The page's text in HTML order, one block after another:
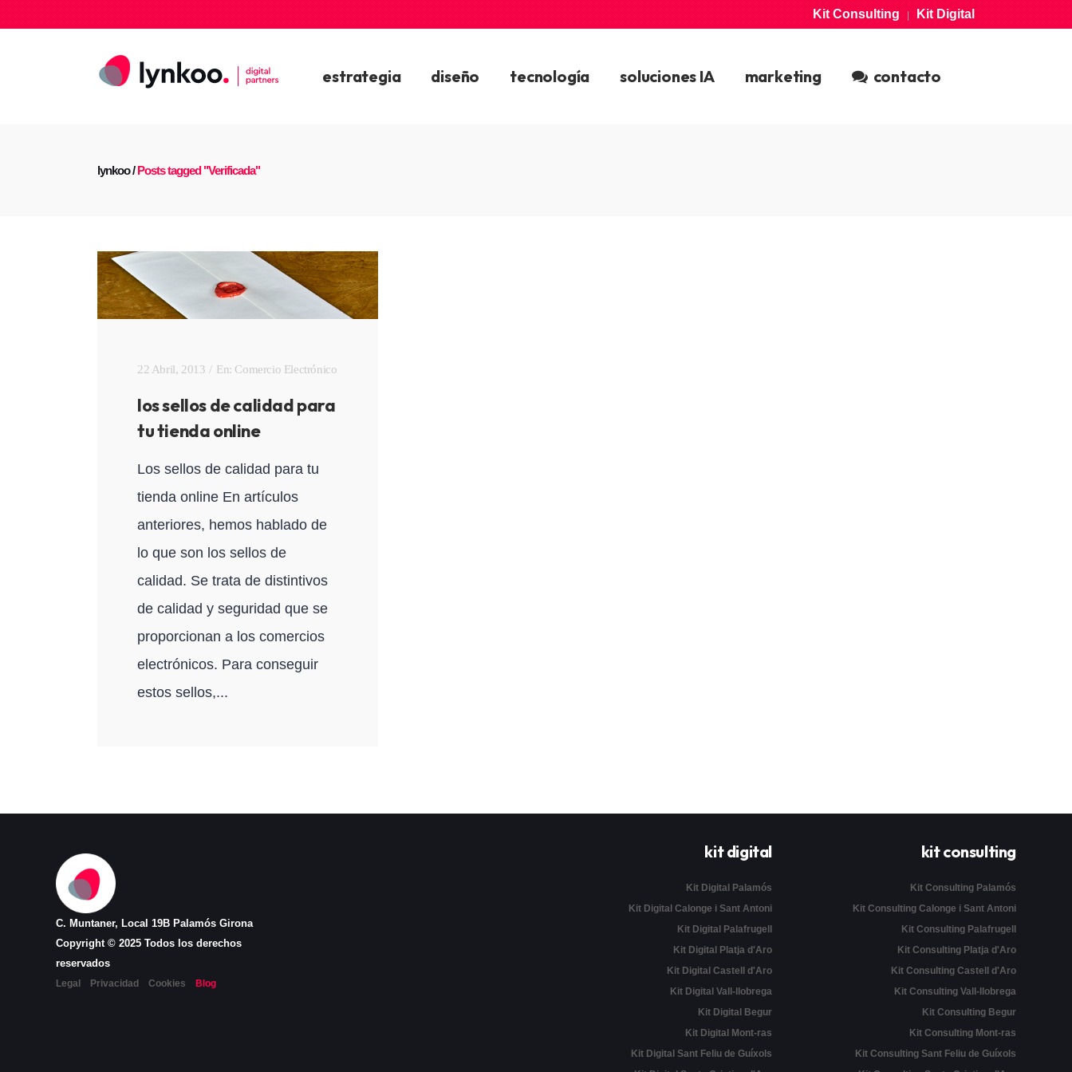
Kit Consulting|Kit Digital
estrategia diseño tecnología soluciones IA marketing contacto
lynkoo/Posts tagged "Verificada"
22 Abril, 2013 En: Comercio Electrónico
los sellos de calidad para
tu tienda online
Los sellos de calidad para tu
tienda online En artículos
anteriores, hemos hablado de
lo que son los sellos de
calidad. Se trata de distintivos
de calidad y seguridad que se
proporcionan a los comercios
electrónicos. Para conseguir
estos sellos,...
C. Muntaner, Local 19B Palamós Girona
Copyright © 2025 Todos los derechos
reservados
Legal Privacidad Cookies Blog
kit digital
Kit Digital Palamós
Kit Digital Calonge i Sant Antoni
Kit Digital Palafrugell
Kit Digital Platja d'Aro
Kit Digital Castell d'Aro
Kit Digital Vall-llobrega
Kit Digital Begur
Kit Digital Mont-ras
Kit Digital Sant Feliu de Guíxols
kit consulting
Kit Consulting Palamós
Kit Consulting Calonge i Sant Antoni
Kit Consulting Palafrugell
Kit Consulting Platja d'Aro
Kit Consulting Castell d'Aro
Kit Consulting Vall-llobrega
Kit Consulting Begur
Kit Consulting Mont-ras
Kit Consulting Sant Feliu de Guíxols